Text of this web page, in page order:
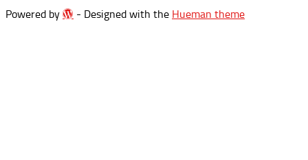
Powered by
Powered by WordPress
- Designed with the Hueman theme